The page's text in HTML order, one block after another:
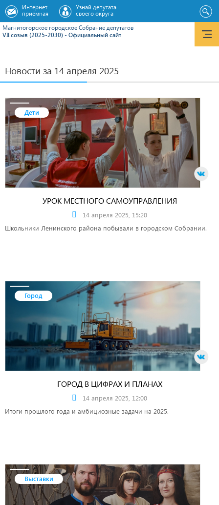
Магнитогорское городское Cобрание депутатов
VII созыв (2025-2030) - Официальный сайт
Интернет
приёмная
Узнай депутата
своего округа
Новости за 14 апреля 2025
Дети
УРОК МЕСТНОГО САМОУПРАВЛЕНИЯ
14 апреля 2025, 15:20
Школьники Ленинского района побывали в городском Собрании.
Город
ГОРОД В ЦИФРАХ И ПЛАНАХ
14 апреля 2025, 12:00
Итоги прошлого года и амбициозные задачи на 2025.
Выставки